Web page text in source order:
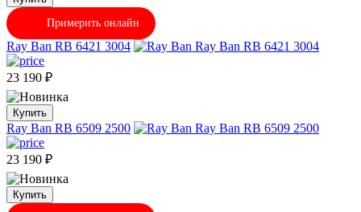
Примерить онлайн
Ray Ban RB 6421 3004
23 190 ₽
Купить
Ray Ban RB 6509 2500
23 190 ₽
Купить